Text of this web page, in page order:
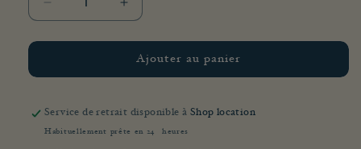
Réduire
la
quantité
Duo
Augmenter
la
quantité
de
Duo
Ajouter au panier
Service de retrait disponible à Shop location
Habituellement prête en 24 heures